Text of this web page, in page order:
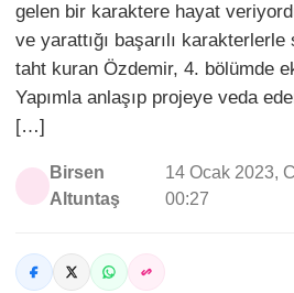
gelen bir karaktere hayat
ve yarattığı başarılı
taht kuran Özdemir, 4. bölümde
Yapımla anlaşıp projeye veda
[…]
Birsen
Altuntaş
14 Ocak 2023,
00:27